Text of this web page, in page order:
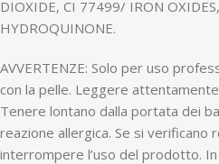
DIOXIDE, CI 77499/ IRON
HYDROQUINONE.
AVVERTENZE: Solo per uso
con la pelle. Leggere
Tenere lontano dalla portata dei
reazione allergica. Se si verificano
interrompere l’uso del prodotto.